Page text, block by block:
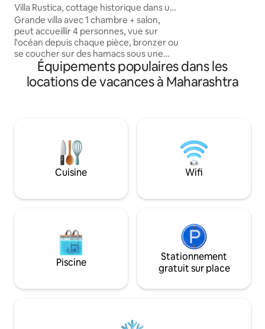
Villa Rustica, cottage historique dans une
cocoteraie
Grande villa avec 1 chambre + salon,
peut accueillir 4 personnes, vue sur
l'océan depuis chaque pièce, bronzer ou
se coucher sur des hamacs sous une
canopée de cocotiers, profiter de noix
de coco fraîches de nos arbres, repas
faits maison, temps venteux, ciel étoilé
voiture), ou louez des vélos ou des
bateaux bananiers et explorez le village
de Nandgaon. Idéal pour les familles, les
couples ou les réunions. Disponible avec
à l'intérieur...
Équipements populaires dans les
locations de vacances à Maharashtra
Cuisine Wifi
Piscine
Stationnement
gratuit sur place